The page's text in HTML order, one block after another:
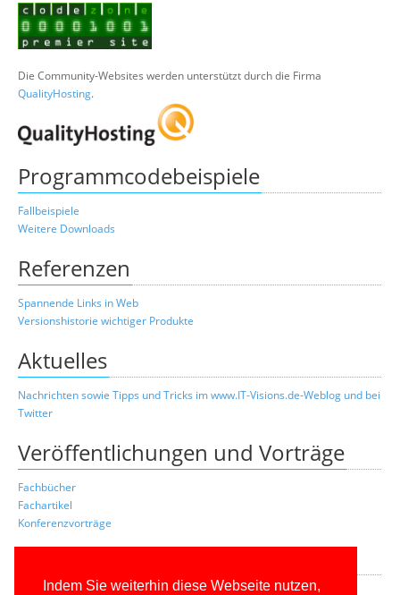
Indem Sie weiterhin diese Webseite nutzen,
Die Community-Websites werden unterstützt durch die Firma
QualityHosting.
Programmcodebeispiele
Fallbeispiele
Weitere Downloads
Referenzen
Spannende Links in Web
Versionshistorie wichtiger Produkte
Aktuelles
Nachrichten sowie Tipps und Tricks im www.IT-Visions.de-Weblog und bei
Twitter
Veröffentlichungen und Vorträge
Fachbücher
Fachartikel
Konferenzvorträge